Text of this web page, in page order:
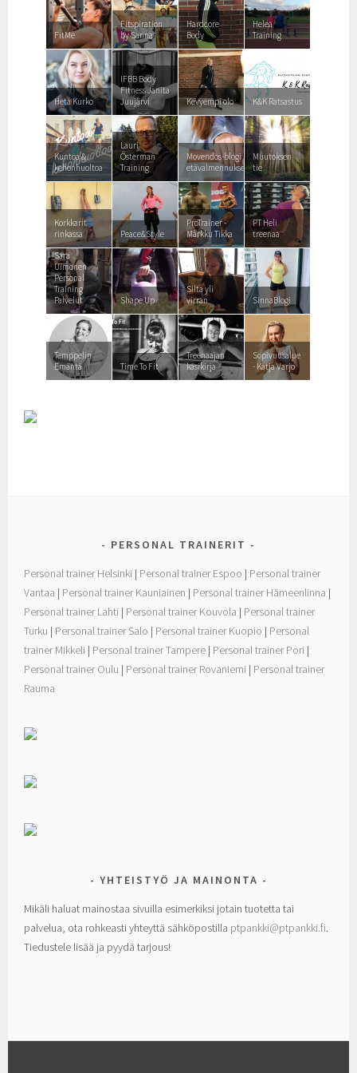
FitMe
Fitspiration
by Sanna
Hardcore
Body
Heleä
Training
Heta Kurko
IFBB Body
Fitness Janita
Juujärvi
Kevyempi olo K&K Ratsastus
Kuntoa &
kehonhuoltoa
Lauri
Österman
Training
Movendos-blogi
etävalmennuksesta
Muutoksen
tie
Korkkarit
rinkassa
Peace&Style
ProTrainer -
Márkku Tikka
PT Heli
treenaa
Sara
Uimonen
Personal
Training
Palvelut
Shape Up
Silta yli
virran
SinnaBlogi
Temppelin
Emäntä
Time To Fit
Treenaajan
käsikirja
Sopivuusalue
- Katja Varjo
PERSONAL TRAINERIT
Personal trainer Helsinki | Personal trainer Espoo | Personal trainer
Vantaa | Personal trainer Kauniainen | Personal trainer Hämeenlinna |
Personal trainer Lahti | Personal trainer Kouvola | Personal trainer
Turku | Personal trainer Salo | Personal trainer Kuopio | Personal
trainer Mikkeli | Personal trainer Tampere | Personal trainer Pori |
Personal trainer Oulu | Personal trainer Rovaniemi | Personal trainer
Rauma
YHTEISTYÖ JA MAINONTA
Mikäli haluat mainostaa sivuilla esimerkiksi jotain tuotetta tai
palvelua, ota rohkeasti yhteyttä sähköpostilla ptpankki@ptpankki.fi.
Tiedustele lisää ja pyydä tarjous!